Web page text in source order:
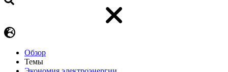
Обзор
Темы